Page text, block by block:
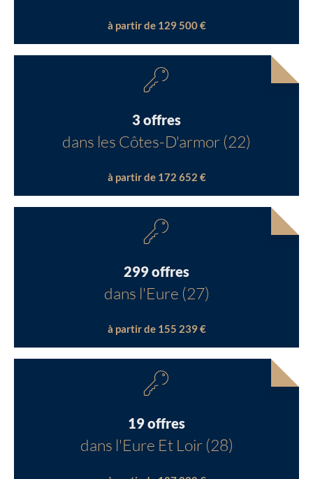
à partir de 129 500 €
3 offres
dans les Côtes-D'armor (22)
à partir de 172 652 €
299 offres
dans l'Eure (27)
à partir de 155 239 €
19 offres
dans l'Eure Et Loir (28)